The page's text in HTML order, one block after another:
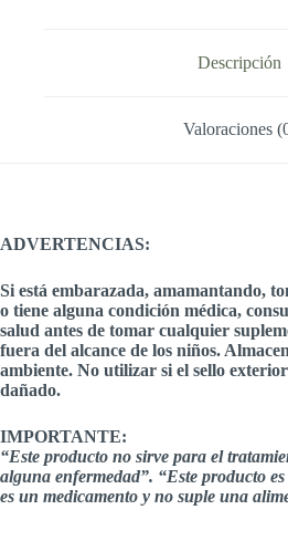
Descripción
Valoraciones
ADVERTENCIAS:
Si está embarazada, amamantando,
o tiene alguna condición médica,
salud antes de tomar cualquier
fuera del alcance de los niños.
ambiente. No utilizar si el sello
dañado.
IMPORTANTE:
“Este producto no sirve para el
alguna enfermedad”. “Este producto
es un medicamento y no suple una